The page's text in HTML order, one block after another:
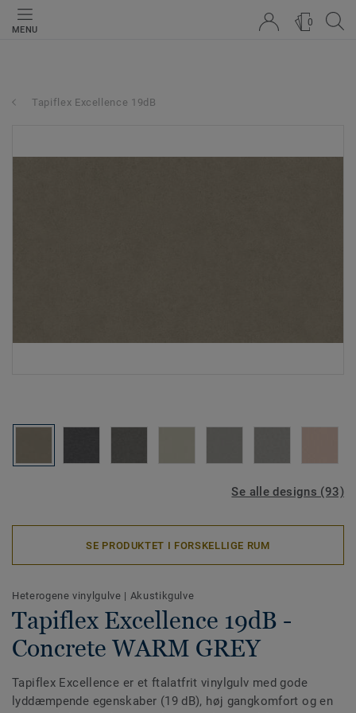
MENU
0
Tapiflex Excellence 19dB
Se alle designs (93)
SE PRODUKTET I FORSKELLIGE RUM
Heterogene vinylgulve | Akustikgulve
Tapiflex Excellence 19dB -
Concrete WARM GREY
Tapiflex Excellence er et ftalatfrit vinylgulv med gode
lyddæmpende egenskaber (19 dB), høj gangkomfort og en